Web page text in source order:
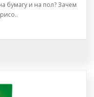
бумагу и на пол? Зачем